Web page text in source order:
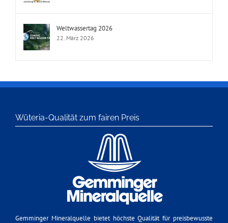
Weltwassertag 2026
22. März 2026
Wüteria-Qualität zum fairen Preis
Gemminger Mineralquelle bietet höchste Qualität für preisbewusste